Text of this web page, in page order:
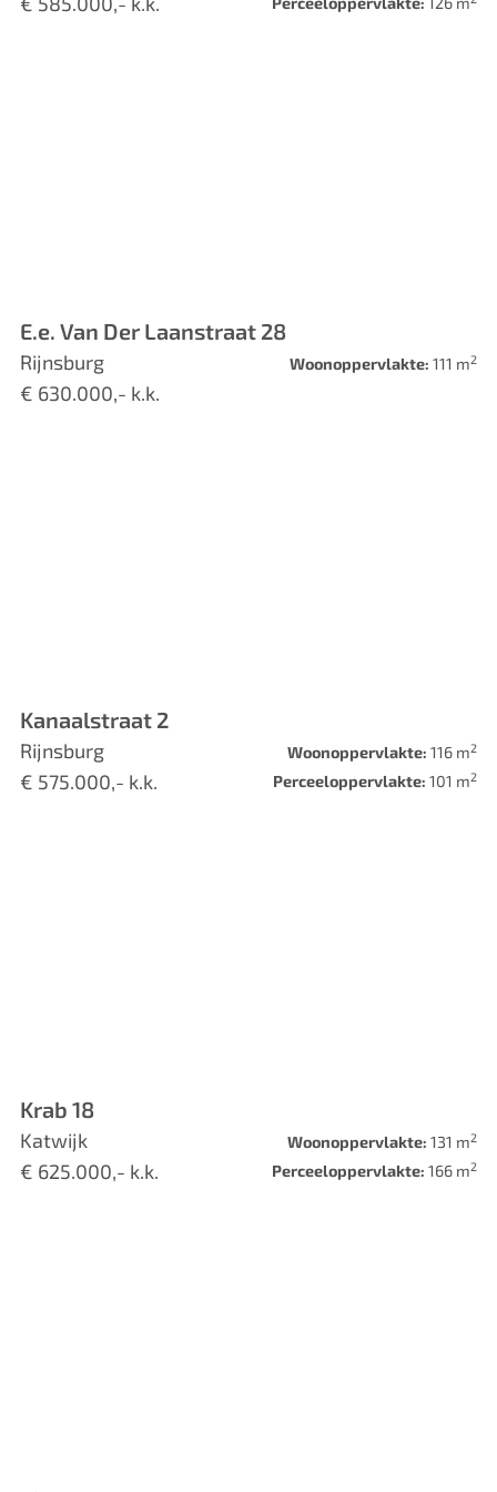
E.e. Van Der Laanstraat 28
Rijnsburg
€ 630.000,- k.k.
Woonoppervlakte: 111 m2
Kanaalstraat 2
Rijnsburg
€ 575.000,- k.k.
Woonoppervlakte: 116 m2
Perceeloppervlakte: 101 m2
Krab 18
Katwijk
€ 625.000,- k.k.
Woonoppervlakte: 131 m2
Perceeloppervlakte: 166 m2